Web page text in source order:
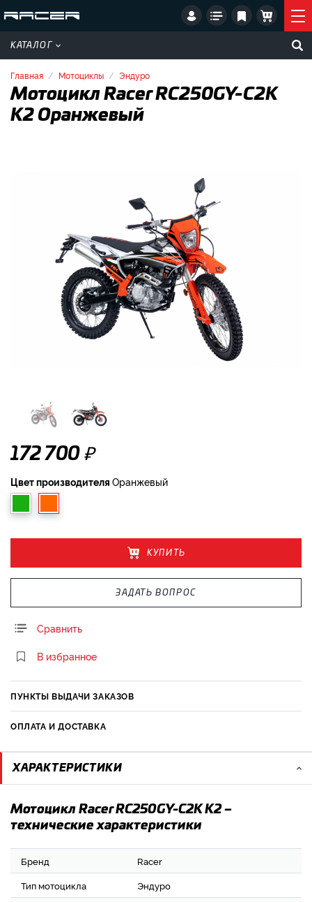
КАТАЛОГ
Главная Мотоциклы Эндуро
Мотоцикл Racer RC250GY-C2K
K2 Оранжевый
172 700 ₽
Цвет производителя Оранжевый
КУПИТЬ
ЗАДАТЬ ВОПРОС
Сравнить
В избранное
ПУНКТЫ ВЫДАЧИ ЗАКАЗОВ
ОПЛАТА И ДОСТАВКА
ХАРАКТЕРИСТИКИ
Мотоцикл Racer RC250GY-C2K K2 –
технические характеристики
Бренд
Racer
Тип мотоцикла
Эндуро